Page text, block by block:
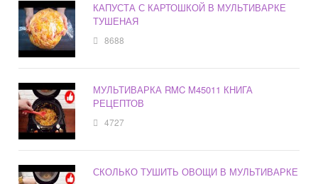
КАПУСТА С КАРТОШКОЙ В МУЛЬТИВАРКЕ
ТУШЕНАЯ
8688
МУЛЬТИВАРКА RMC M45011 КНИГА
РЕЦЕПТОВ
4727
СКОЛЬКО ТУШИТЬ ОВОЩИ В МУЛЬТИВАРКЕ